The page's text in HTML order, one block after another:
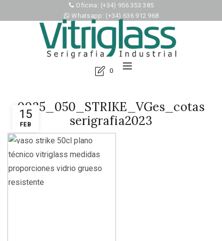
Oficina: (+34) 956 353 385
Whatsapp: (+34) 636 912 968
0
15
FEB
0025_050_STRIKE_VGes_cotas
serigrafia2023